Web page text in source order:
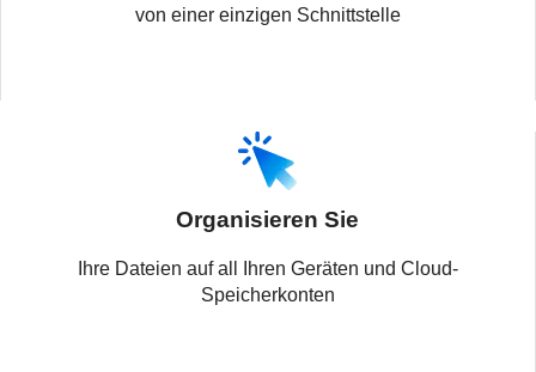
von einer einzigen Schnittstelle
Organisieren Sie
Ihre Dateien auf all Ihren Geräten und Cloud-
Speicherkonten